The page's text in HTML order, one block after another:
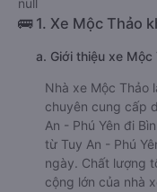
null
🚌 1. Xe Mộc Thảo
a. Giới thiệu xe Mộc
Nhà xe Mộc Thảo
chuyên cung cấp
An - Phú Yên đi
từ Tuy An - Phú
ngày. Chất lượng
cộng lớn của nhà